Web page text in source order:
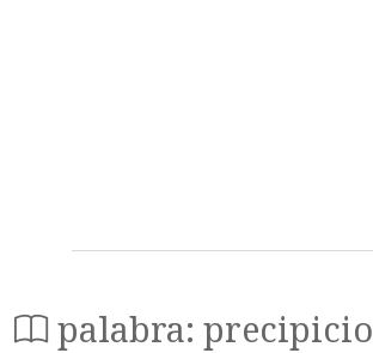
palabra: precipicio